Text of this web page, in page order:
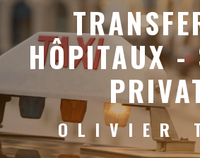
HÔPITAUX -
OLIVIER